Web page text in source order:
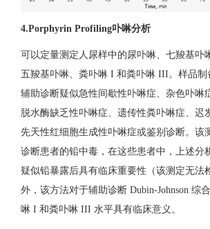
4.Porphyrin Profiling卟啉分析
可以定量测定人尿样中的尿卟啉、七羧基卟
五羧基卟啉、粪卟啉 I 和粪卟啉 III。样品制
辅助诊断疑似急性间歇性卟啉症、杂色卟啉
脱水酶缺乏性卟啉症、遗传性粪卟啉症、迟
先天性红细胞生成性卟啉症或鉴别诊断。该
诊断患者的铅中毒，在这些患者中，上述分
疑似铅暴露后具有临床重要性（该测定无法
外，该方法对于辅助诊断 Dubin-Johnson 综
啉 I 和粪卟啉 III 水平具有临床意义。